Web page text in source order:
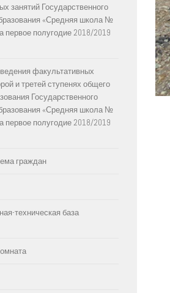
занятий Государственного
«Средняя школа №
первое полугодие 2018/2019
факультативных
и третей ступенях общего
Государственного
«Средняя школа №
первое полугодие 2018/2019
граждан
техническая база